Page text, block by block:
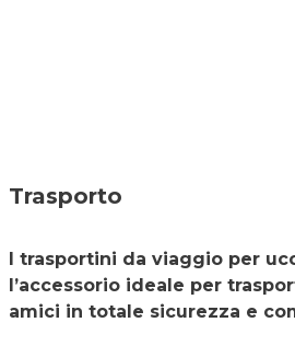
Trasporto
I trasportini da viaggio per
l’accessorio ideale per
amici in totale sicurezza e